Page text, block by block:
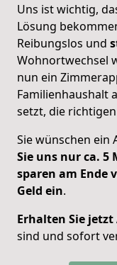
Uns ist wichtig,
Lösung
Reibungslos und
Wohnortwechsel
nun ein
Familienhaushalt
setzt, die
Sie wünschen ein
Sie uns nur ca.
sparen am Ende
Geld ein.
Erhalten Sie
sind und sofort